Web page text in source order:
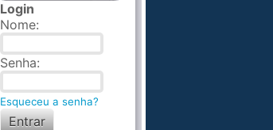
Login
Nome:
Senha:
Esqueceu a senha?